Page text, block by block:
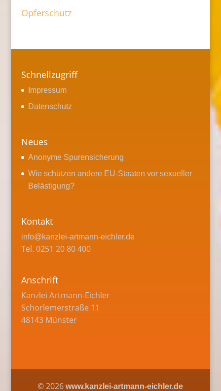
Opferschutz
Schnellzugriff
Impressum
Datenschutz
Neues
Anonyme Spurensicherung
Wie schützen andere EU-Staaten vor sexueller
Belästigung?
Kontakt
info@kanzlei-artmann-eichler.de
Tel. 0251 20 80 400
Anschrift
Kanzlei Artmann-Eichler
Schorlemerstraße 11
48143 Münster
©2026 www.kanzlei-artmann-eichler.de